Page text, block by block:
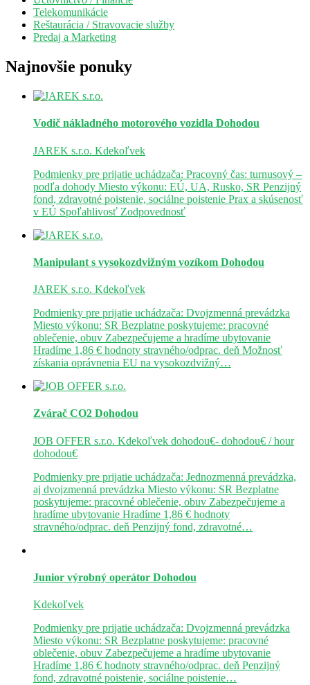
Telekomunikácie
Reštaurácia / Stravovacie služby
Predaj a Marketing
Najnovšie ponuky
Vodič nákladného motorového vozidla Dohodou
JAREK s.r.o. Kdekoľvek
Podmienky pre prijatie uchádzača: Pracovný čas: turnusový –
podľa dohody Miesto výkonu: EÚ, UA, Rusko, SR Penzijný
fond, zdravotné poistenie, sociálne poistenie Prax a skúsenosť
v EÚ Spoľahlivosť Zodpovednosť
Manipulant s vysokozdvižným vozíkom Dohodou
JAREK s.r.o. Kdekoľvek
Podmienky pre prijatie uchádzača: Dvojzmenná prevádzka
Miesto výkonu: SR Bezplatne poskytujeme: pracovné
oblečenie, obuv Zabezpečujeme a hradíme ubytovanie
Hradíme 1,86 € hodnoty stravného/odprac. deň Možnosť
získania oprávnenia EU na vysokozdvižný…
Zvárač CO2 Dohodou
JOB OFFER s.r.o. Kdekoľvek dohodou€- dohodou€ / hour
dohodou€
Podmienky pre prijatie uchádzača: Jednozmenná prevádzka,
aj dvojzmenná prevádzka Miesto výkonu: SR Bezplatne
poskytujeme: pracovné oblečenie, obuv Zabezpečujeme a
hradíme ubytovanie Hradíme 1,86 € hodnoty
stravného/odprac. deň Penzijný fond, zdravotné…
Junior výrobný operátor Dohodou
Kdekoľvek
Podmienky pre prijatie uchádzača: Dvojzmenná prevádzka
Miesto výkonu: SR Bezplatne poskytujeme: pracovné
oblečenie, obuv Zabezpečujeme a hradíme ubytovanie
Hradíme 1,86 € hodnoty stravného/odprac. deň Penzijný
fond, zdravotné poistenie, sociálne poistenie…